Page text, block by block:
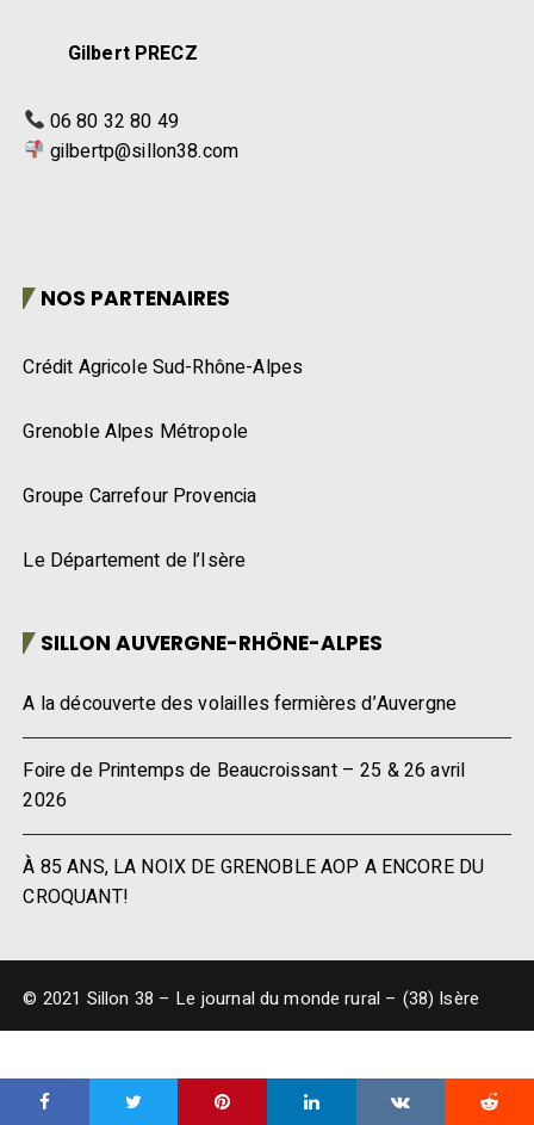
Gilbert PRECZ
06 80 32 80 49
gilbertp@sillon38.com
NOS PARTENAIRES
Crédit Agricole Sud-Rhône-Alpes
Grenoble Alpes Métropole
Groupe Carrefour Provencia
Le Département de l’Isère
SILLON AUVERGNE-RHÔNE-ALPES
A la découverte des volailles fermières d’Auvergne
Foire de Printemps de Beaucroissant – 25 & 26 avril
2026
À 85 ANS, LA NOIX DE GRENOBLE AOP A ENCORE DU
CROQUANT!
© 2021 Sillon 38 – Le journal du monde rural – (38) Isère